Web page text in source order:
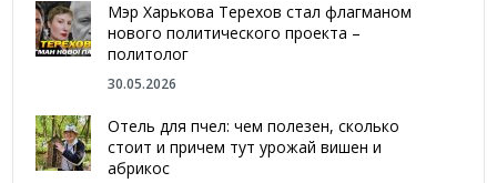
Мэр Харькова Терехов стал флагманом
нового политического проекта –
политолог
30.05.2026
Отель для пчел: чем полезен, сколько
стоит и причем тут урожай вишен и
абрикос